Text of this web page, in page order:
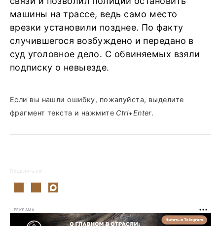
машины на трассе, ведь само место
врезки установили позднее. По факту
случившегося возбуждено и передано в
суд уголовное дело. С обвиняемых взяли
подписку о невыезде.
Если вы нашли ошибку, пожалуйста, выделите
фрагмент текста и нажмите Ctrl+Enter.
Поделиться:
РЕКЛАМА